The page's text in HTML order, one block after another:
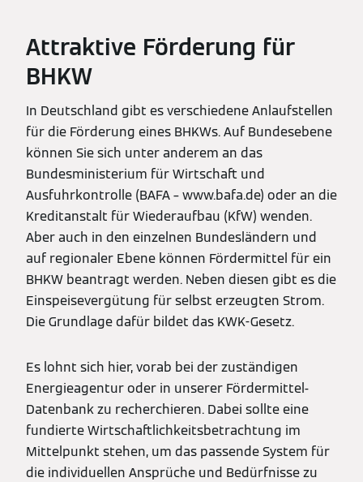
Attraktive Förderung für
BHKW
In Deutschland gibt es verschiedene Anlaufstellen
für die Förderung eines BHKWs. Auf Bundesebene
können Sie sich unter anderem an das
Bundesministerium für Wirtschaft und
Ausfuhrkontrolle (BAFA – www.bafa.de) oder an die
Kreditanstalt für Wiederaufbau (KfW) wenden.
Aber auch in den einzelnen Bundesländern und
auf regionaler Ebene können Fördermittel für ein
BHKW beantragt werden. Neben diesen gibt es die
Einspeisevergütung für selbst erzeugten Strom.
Die Grundlage dafür bildet das KWK-Gesetz.
Es lohnt sich hier, vorab bei der zuständigen
Energieagentur oder in unserer Fördermittel-
Datenbank zu recherchieren. Dabei sollte eine
fundierte Wirtschaftlichkeitsbetrachtung im
Mittelpunkt stehen, um das passende System für
die individuellen Ansprüche und Bedürfnisse zu